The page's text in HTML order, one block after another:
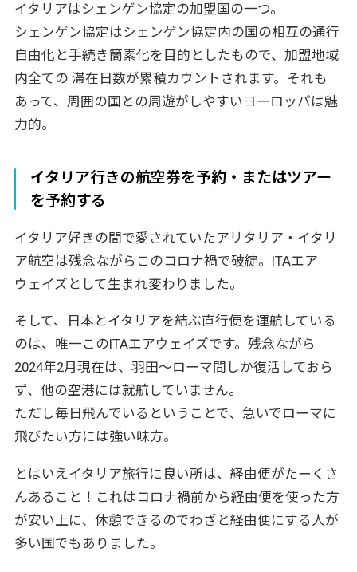
イタリアはシェンゲン協定の加盟国の一つ。
シェンゲン協定はシェンゲン協定内の国の相互の通行
自由化と手続き簡素化を目的としたもので、加盟地域
内全ての 滞在日数が累積カウントされます。それも
あって、周囲の国との周遊がしやすいヨーロッパは魅
力的。
イタリア行きの航空券を予約・またはツアー
を予約する
イタリア好きの間で愛されていたアリタリア・イタリ
ア航空は残念ながらこのコロナ禍で破綻。ITAエア
ウェイズとして生まれ変わりました。
そして、日本とイタリアを結ぶ直行便を運航している
のは、唯一このITAエアウェイズです。残念ながら
2024年2月現在は、羽田～ローマ間しか復活しておら
ず、他の空港には就航していません。
ただし毎日飛んでいるということで、急いでローマに
飛びたい方には強い味方。
とはいえイタリア旅行に良い所は、経由便がたーくさ
んあること！これはコロナ禍前から経由便を使った方
が安い上に、休憩できるのでわざと経由便にする人が
多い国でもありました。